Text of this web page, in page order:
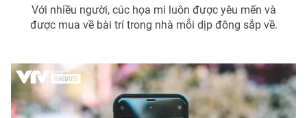
Với nhiều người, cúc họa mi luôn được yêu mến và
được mua về bài trí trong nhà mỗi dịp đông sắp về.